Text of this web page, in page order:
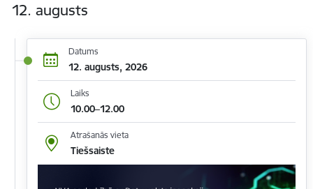
12. augusts
Datums
12. augusts, 2026
Laiks
10.00–12.00
Atrašanās vieta
Tiešsaiste